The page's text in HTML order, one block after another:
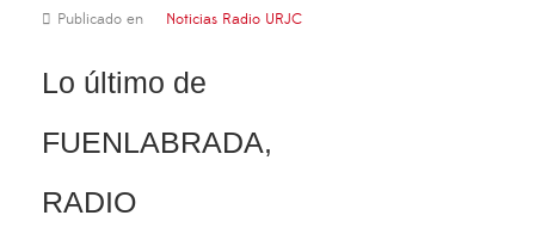
Publicado en Noticias Radio URJC
Lo último de
FUENLABRADA,
RADIO